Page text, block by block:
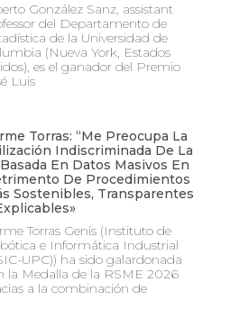
González Sanz, assistant
del Departamento de
de la Universidad de
(Nueva York, Estados
es el ganador del Premio
Luis
Torras: “Me Preocupa La
Indiscriminada De La
En Datos Masivos En
De Procedimientos
Sostenibles, Transparentes
Torras Genís (Instituto de
e Informática Industrial
UPC)) ha sido galardonada
la Medalla de la RSME 2026
a la combinación de